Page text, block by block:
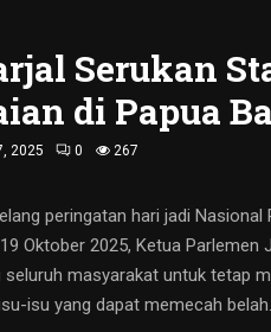
Serukan
di Papua
2025 0 267
peringatan hari jadi Nasional
Oktober 2025, Ketua Parlemen
seluruh masyarakat untuk tetap
isu yang dapat memecah belah.